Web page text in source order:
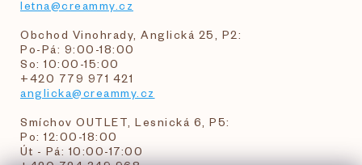
letna@creammy.cz
Obchod Vinohrady, Anglická 25, P2:
Po-Pá: 9:00-18:00
So: 10:00-15:00
+420 779 971 421
anglicka@creammy.cz
Smíchov OUTLET, Lesnická 6, P5:
Po: 12:00-18:00
Út - Pá: 10:00-17:00